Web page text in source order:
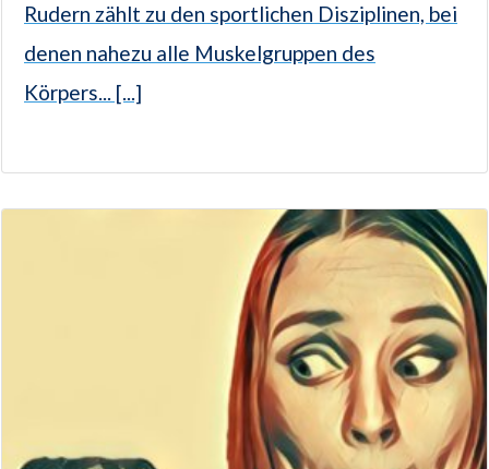
Rudern zählt zu den sportlichen Disziplinen, bei
denen nahezu alle Muskelgruppen des
Körpers... [...]